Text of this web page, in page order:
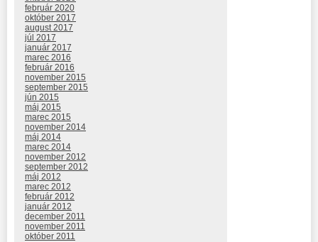
február 2020
október 2017
august 2017
júl 2017
január 2017
marec 2016
február 2016
november 2015
september 2015
jún 2015
máj 2015
marec 2015
november 2014
máj 2014
marec 2014
november 2012
september 2012
máj 2012
marec 2012
február 2012
január 2012
december 2011
november 2011
október 2011